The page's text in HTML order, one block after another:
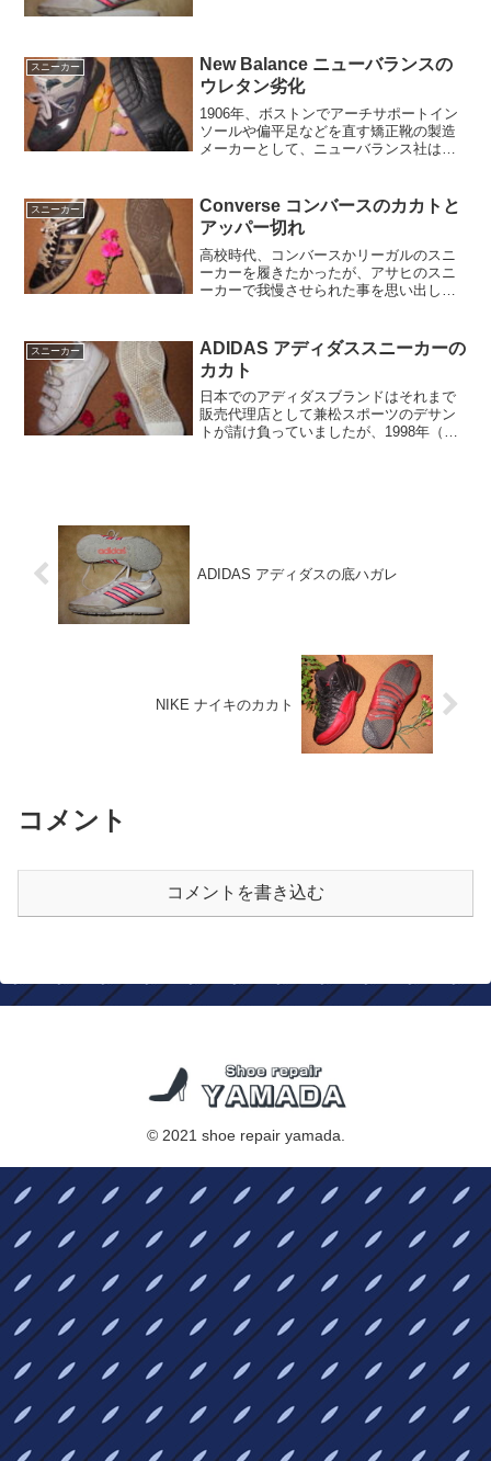
スニーカー
New Balance ニューバランスの
ウレタン劣化
1906年、ボストンでアーチサポートイン
ソールや偏平足などを直す矯正靴の製造
メーカーとして、ニューバランス社は誕
（balance）"感覚をもたらすことにより
ます。これを知って私は感激したのを思
い出します。
スニーカー
Converse コンバースのカカトと
アッパー切れ
高校時代、コンバースかリーガルのスニ
ーカーを履きたかったが、アサヒのスニ
ーカーで我慢させられた事を思い出しま
本には戻れないのでしょうか？
スニーカー
ADIDAS アディダススニーカーの
カカト
日本でのアディダスブランドはそれまで
販売代理店として兼松スポーツのデサン
トが請け負っていましたが、1998年（平
ADIDAS アディダスの底ハガレ
NIKE ナイキのカカト
コメント
コメントを書き込む
© 2021 shoe repair yamada.